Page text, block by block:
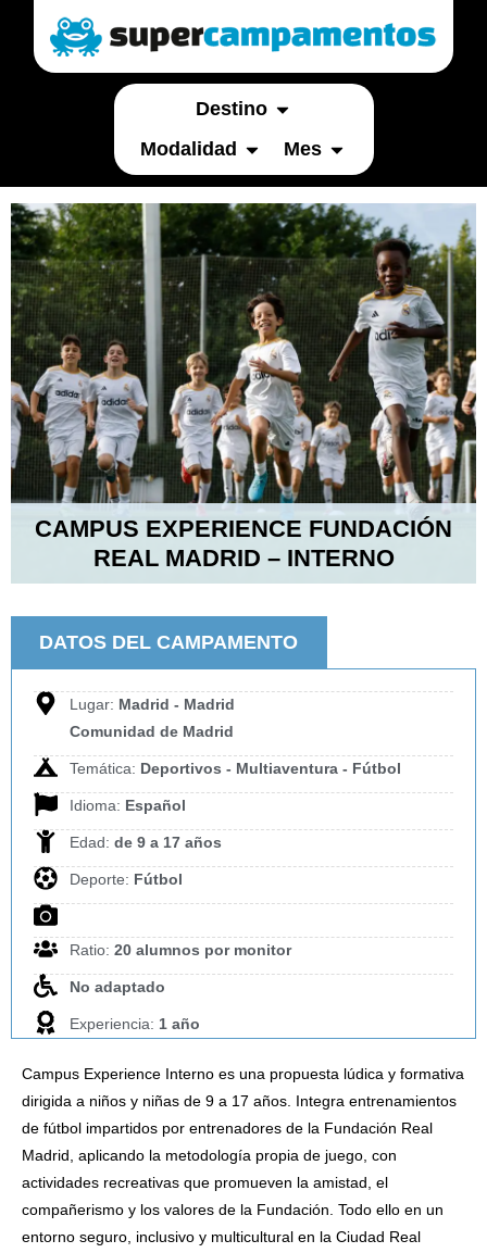
Destino
Modalidad
Mes
CAMPUS EXPERIENCE FUNDACIÓN
REAL MADRID – INTERNO
DATOS DEL CAMPAMENTO
Lugar: Madrid - Madrid
Comunidad de Madrid
Temática: Deportivos - Multiaventura - Fútbol
Idioma: Español
Edad: de 9 a 17 años
Deporte: Fútbol
Ratio: 20 alumnos por monitor
No adaptado
Experiencia: 1 año
Campus Experience Interno es una propuesta lúdica y formativa
dirigida a niños y niñas de 9 a 17 años. Integra entrenamientos
de fútbol impartidos por entrenadores de la Fundación Real
Madrid, aplicando la metodología propia de juego, con
actividades recreativas que promueven la amistad, el
compañerismo y los valores de la Fundación. Todo ello en un
entorno seguro, inclusivo y multicultural en la Ciudad Real